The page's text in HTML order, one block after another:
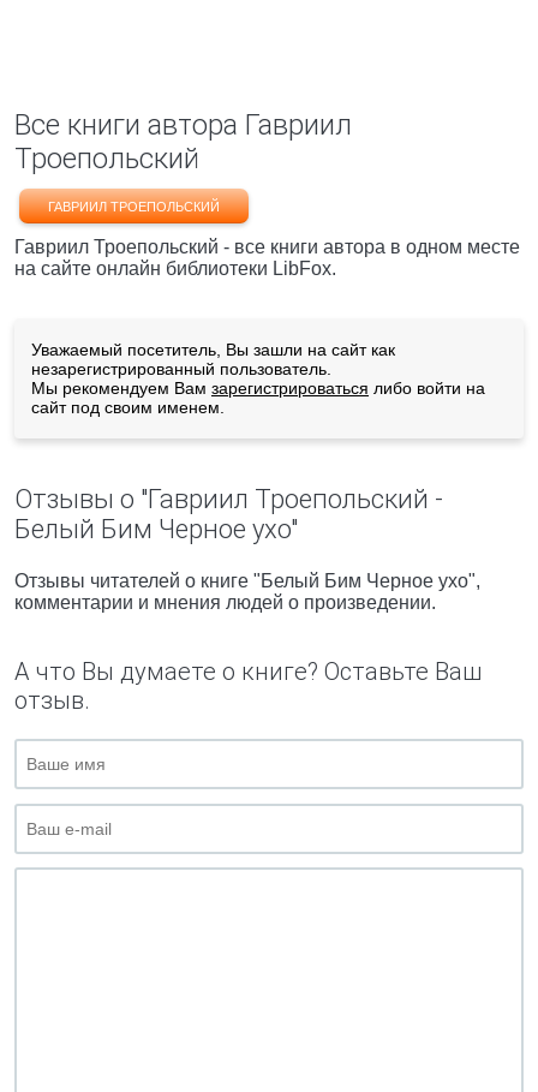
Все книги автора Гавриил
Троепольский
ГАВРИИЛ ТРОЕПОЛЬСКИЙ
Гавриил Троепольский - все книги автора в одном месте
на сайте онлайн библиотеки LibFox.
Уважаемый посетитель, Вы зашли на сайт как
незарегистрированный пользователь.
Мы рекомендуем Вам зарегистрироваться либо войти на
сайт под своим именем.
Отзывы о "Гавриил Троепольский -
Белый Бим Черное ухо"
Отзывы читателей о книге "Белый Бим Черное ухо",
комментарии и мнения людей о произведении.
А что Вы думаете о книге? Оставьте Ваш
отзыв.